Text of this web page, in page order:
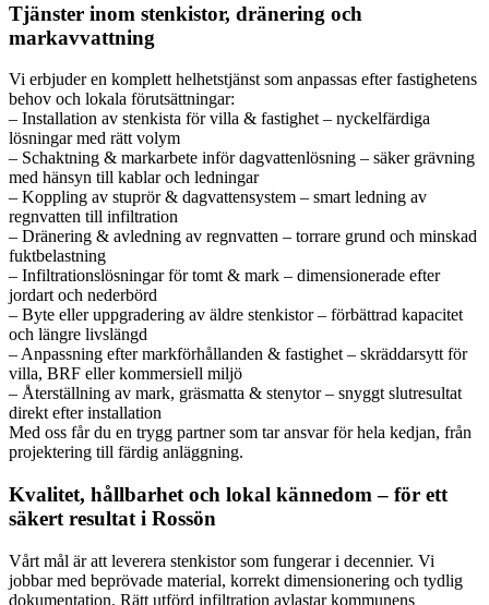
Tjänster inom stenkistor, dränering och
markavvattning
Vi erbjuder en komplett helhetstjänst som anpassas efter fastighetens
behov och lokala förutsättningar:
– Installation av stenkista för villa & fastighet – nyckelfärdiga
lösningar med rätt volym
– Schaktning & markarbete inför dagvattenlösning – säker grävning
med hänsyn till kablar och ledningar
– Koppling av stuprör & dagvattensystem – smart ledning av
regnvatten till infiltration
– Dränering & avledning av regnvatten – torrare grund och minskad
fuktbelastning
– Infiltrationslösningar för tomt & mark – dimensionerade efter
jordart och nederbörd
– Byte eller uppgradering av äldre stenkistor – förbättrad kapacitet
och längre livslängd
– Anpassning efter markförhållanden & fastighet – skräddarsytt för
villa, BRF eller kommersiell miljö
– Återställning av mark, gräsmatta & stenytor – snyggt slutresultat
direkt efter installation
Med oss får du en trygg partner som tar ansvar för hela kedjan, från
projektering till färdig anläggning.
Kvalitet, hållbarhet och lokal kännedom – för ett
säkert resultat i Rossön
Vårt mål är att leverera stenkistor som fungerar i decennier. Vi
jobbar med beprövade material, korrekt dimensionering och tydlig
dokumentation. Rätt utförd infiltration avlastar kommunens